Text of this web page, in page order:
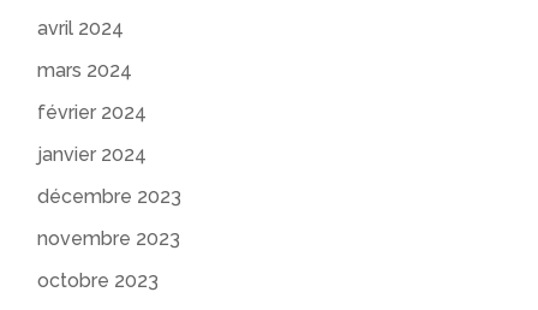
avril 2024
mars 2024
février 2024
janvier 2024
décembre 2023
novembre 2023
octobre 2023